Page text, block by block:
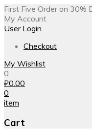
First Five Order on 30%
My Account
User Login
Checkout
My Wishlist
0
₽0.00
0
item
Cart